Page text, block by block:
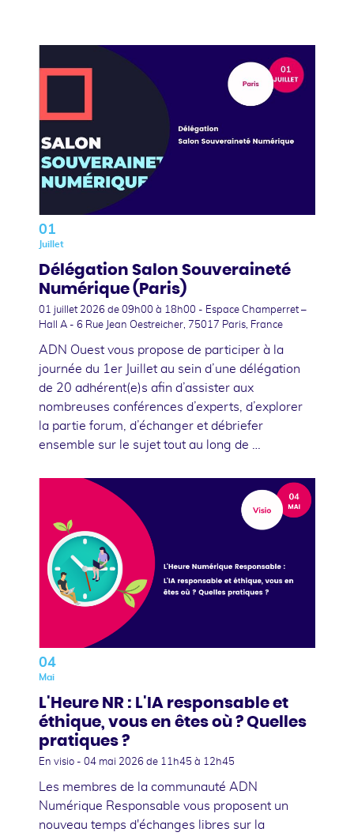
01
Juillet
Délégation Salon Souveraineté
Numérique (Paris)
01 juillet 2026 de 09h00 à 18h00 - Espace Champerret –
Hall A - 6 Rue Jean Oestreicher, 75017 Paris, France
ADN Ouest vous propose de participer à la
journée du 1er Juillet au sein d’une délégation
de 20 adhérent(e)s afin d’assister aux
nombreuses conférences d’experts, d’explorer
la partie forum, d’échanger et débriefer
ensemble sur le sujet tout au long de …
04
Mai
L'Heure NR : L'IA responsable et
éthique, vous en êtes où ? Quelles
pratiques ?
En visio - 04 mai 2026 de 11h45 à 12h45
Les membres de la communauté ADN
Numérique Responsable vous proposent un
nouveau temps d'échanges libres sur la